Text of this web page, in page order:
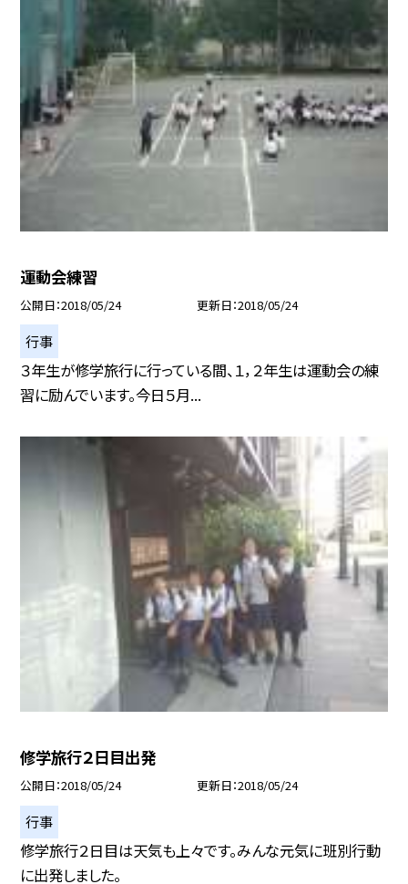
運動会練習
公開日 2018/05/24 更新日 2018/05/24
行事
３年生が修学旅行に行っている間、１，２年生は運動会の練
習に励んでいます。今日５月...
修学旅行２日目出発
公開日 2018/05/24 更新日 2018/05/24
行事
修学旅行２日目は天気も上々です。みんな元気に班別行動
に出発しました。